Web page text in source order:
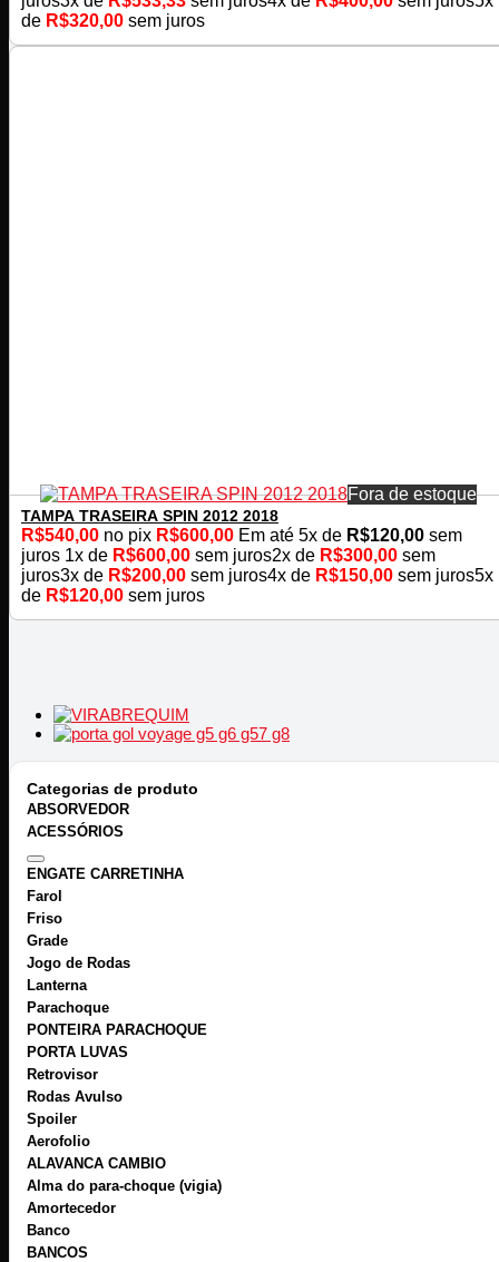
de R$320,00 sem juros
Fora de estoque
TAMPA TRASEIRA SPIN 2012 2018
R$540,00 no pix R$600,00 Em até 5x de R$120,00 sem
juros 1x de R$600,00 sem juros2x de R$300,00 sem
juros3x de R$200,00 sem juros4x de R$150,00 sem juros5x
de R$120,00 sem juros
Categorias de produto
ABSORVEDOR
ACESSÓRIOS
ENGATE CARRETINHA
Farol
Friso
Grade
Jogo de Rodas
Lanterna
Parachoque
PONTEIRA PARACHOQUE
PORTA LUVAS
Retrovisor
Rodas Avulso
Spoiler
Aerofolio
ALAVANCA CAMBIO
Alma do para-choque (vigia)
Amortecedor
Banco
BANCOS